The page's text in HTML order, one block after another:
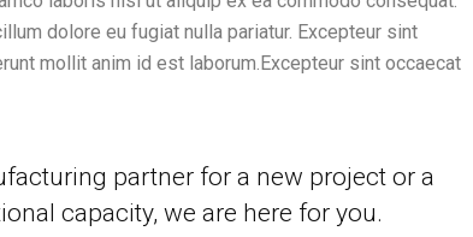
dolore eu fugiat nulla pariatur. Excepteur sint
mollit anim id est laborum.Excepteur sint occaecat
partner for a new project or a
capacity, we are here for you.